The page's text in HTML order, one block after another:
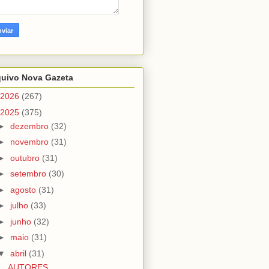
Nova Gazeta
2026 (267)
2025 (375)
dezembro (32)
novembro (31)
outubro (31)
setembro (30)
agosto (31)
julho (33)
junho (32)
maio (31)
abril (31)
AUTORES